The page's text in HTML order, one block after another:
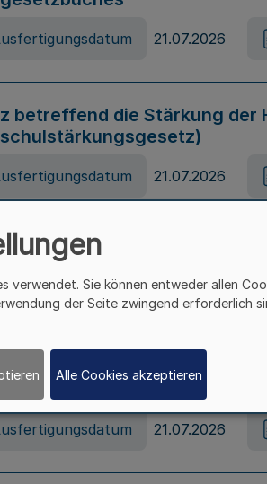
21.07.2026
betreffend die Stärkung der
21.07.2026
zur Vermeidung von
–
21.07.2026
zur Änderung des Online-
21.07.2026
verwendet. Sie können entweder allen
der Seite zwingend erforderlich
Alle Cookies akzeptieren